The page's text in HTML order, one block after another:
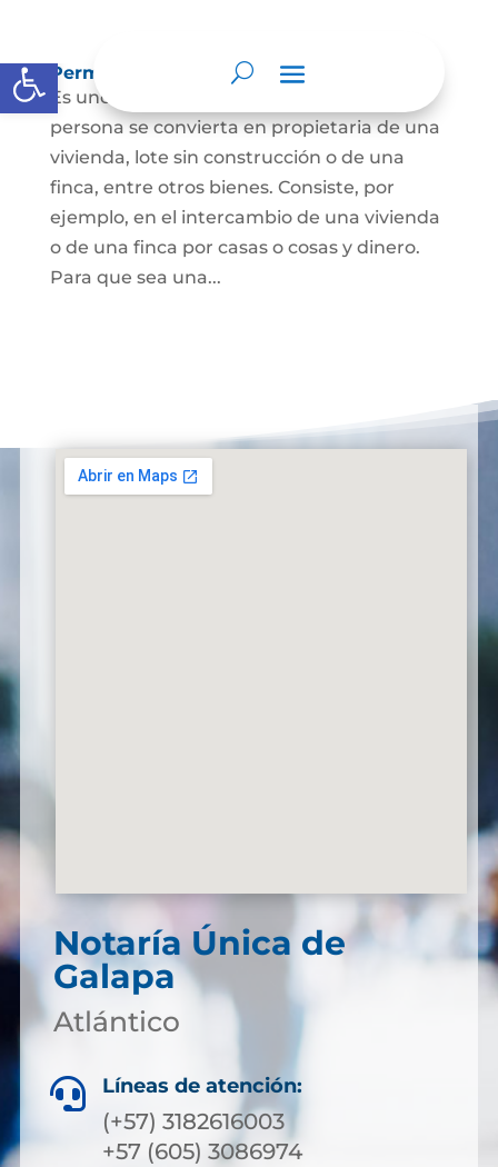
Abrir barra de herramientas
Permuta de Inmuebles
Es uno de los contratos para que una
persona se convierta en propietaria de una
vivienda, lote sin construcción o de una
finca, entre otros bienes. Consiste, por
ejemplo, en el intercambio de una vivienda
o de una finca por casas o cosas y dinero.
Para que sea una...
Notaría Única de
Galapa
Atlántico
 Líneas de atención:
(+57) 3182616003
+57 (605) 3086974